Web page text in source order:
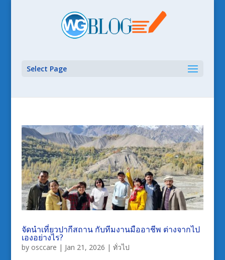
Select Page
จัดนำเที่ยวปากีสถาน กับทีมงานมืออาชีพ ต่างจากไป
เองอย่างไร?
by osccare | Jan 21, 2026 | ทั่วไป